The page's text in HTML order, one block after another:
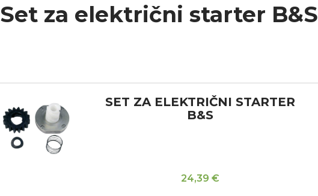
Set za električni starter B&S
SET ZA ELEKTRIČNI STARTER
B&S
24,39 €